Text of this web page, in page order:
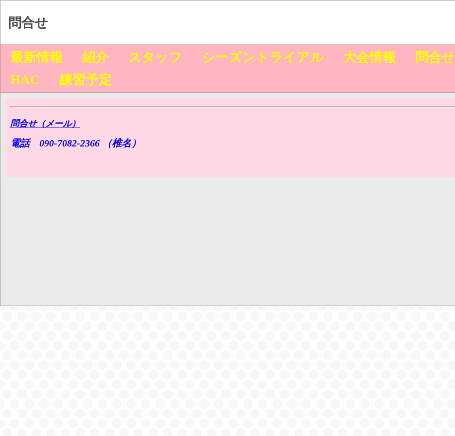
問合せ
最新情報 紹介 スタッフ シーズントライアル 大会情報 問合せ
HAC
練習予定
問合せ（メール）
電話 090-7082-2366 （椎名）